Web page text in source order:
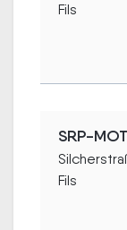
Fils
SRP-
Fils